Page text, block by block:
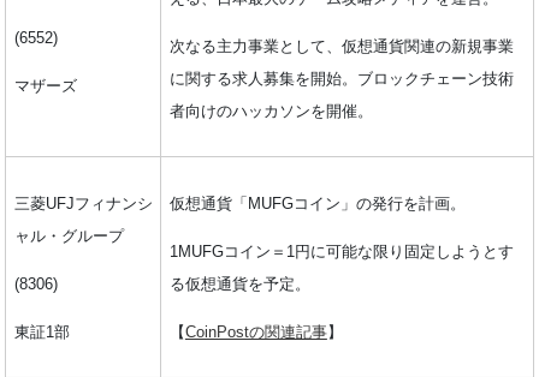
(6552)
マザーズ
次なる主力事業として、仮想通貨関連の新規事業
に関する求人募集を開始。ブロックチェーン技術
者向けのハッカソンを開催。
三菱UFJフィナンシ
ャル・グループ
(8306)
東証1部
仮想通貨「MUFGコイン」の発行を計画。
1MUFGコイン＝1円に可能な限り固定しようとす
る仮想通貨を予定。
【CoinPostの関連記事】